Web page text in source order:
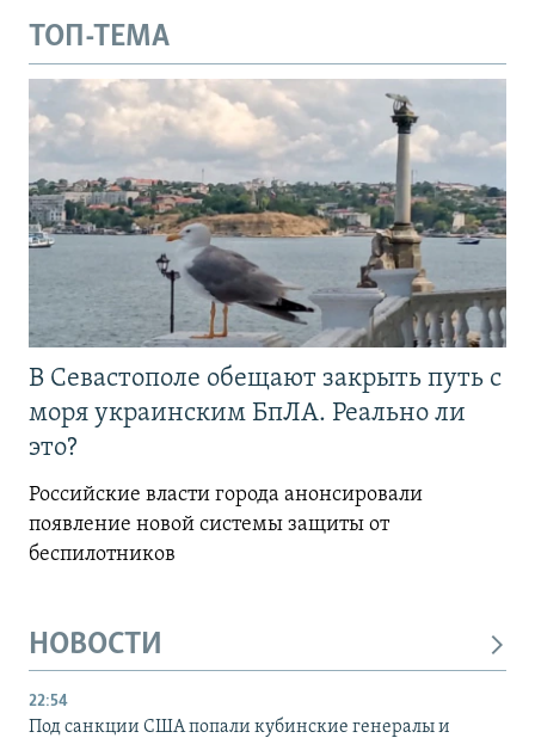
ТОП-ТЕМА
В Севастополе обещают закрыть путь с
моря украинским БпЛА. Реально ли
это?
Российские власти города анонсировали
появление новой системы защиты от
беспилотников
НОВОСТИ
22:54
Под санкции США попали кубинские генералы и